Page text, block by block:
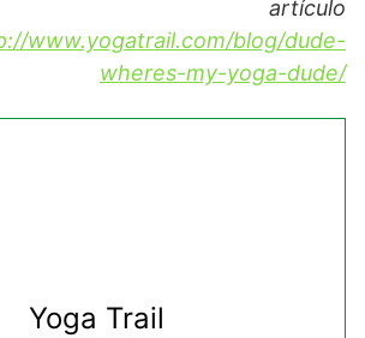
artículo
www.yogatrail.com/blog/dude-
wheres-my-yoga-dude/
Yoga Trail